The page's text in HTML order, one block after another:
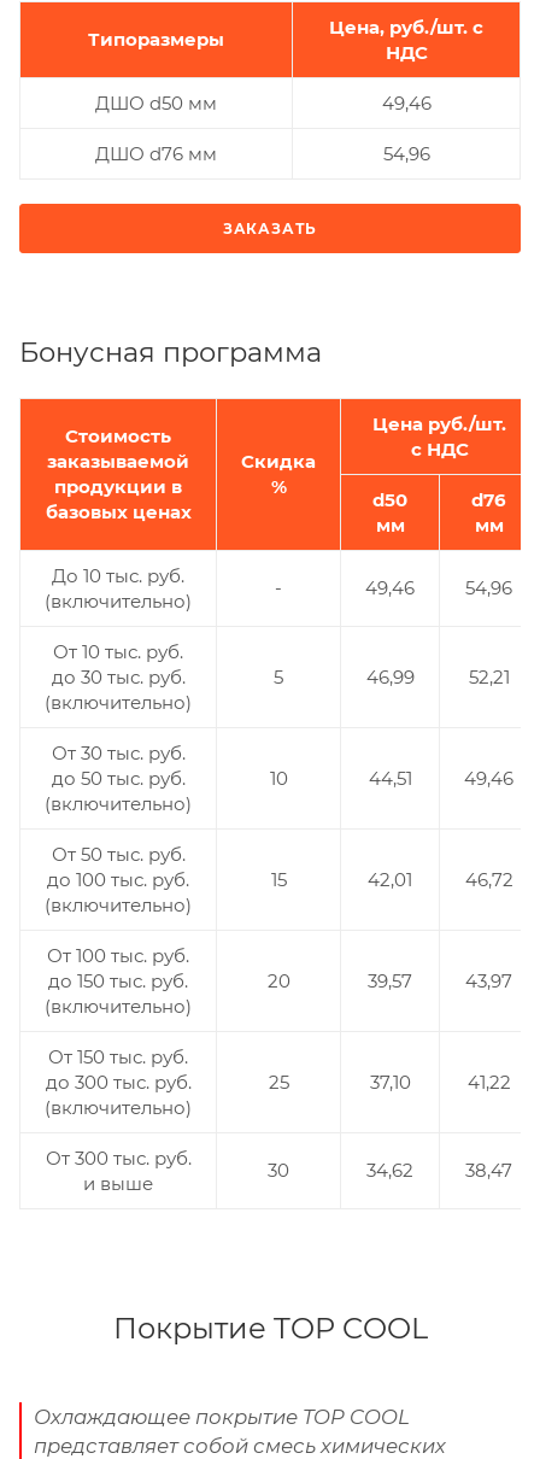
Типоразмеры
Цена, руб./шт. с
НДС
ДШО d50 мм 49,46
ДШО d76 мм 54,96
ЗАКАЗАТЬ
Бонусная программа
Стоимость
заказываемой
продукции в
базовых ценах
Скидка
%
Цена руб./шт.
с НДС
d50
мм
d76
мм
До 10 тыс. руб.
(включительно)
- 49,46 54,96
От 10 тыс. руб.
до 30 тыс. руб.
(включительно)
5 46,99 52,21
От 30 тыс. руб.
до 50 тыс. руб.
(включительно)
10 44,51 49,46
От 50 тыс. руб.
до 100 тыс. руб.
(включительно)
15 42,01 46,72
От 100 тыс. руб.
до 150 тыс. руб.
(включительно)
20 39,57 43,97
От 150 тыс. руб.
до 300 тыс. руб.
(включительно)
25 37,10 41,22
От 300 тыс. руб.
и выше
30 34,62 38,47
Покрытие TOP COOL
Охлаждающее покрытие TOP COOL
представляет собой смесь химических